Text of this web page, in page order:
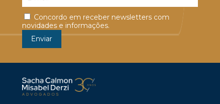
Concordo em receber newsletters com
novidades e informações.